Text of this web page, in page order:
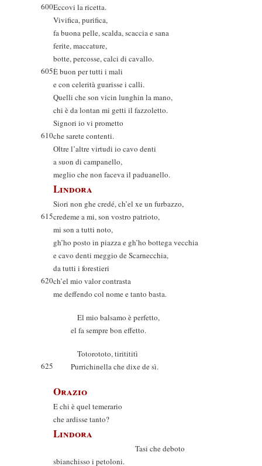
600Eccovi la ricetta.
Vivifica, purifica,
fa buona pelle, scalda, scaccia e sana
ferite, maccature,
botte, percosse, calci di cavallo.
605È buon per tutti i mali
e con celerità guarisse i calli.
Quelli che son vicin lunghin la mano,
chi è da lontan mi getti il fazzoletto.
Signori io vi prometto
610che sarete contenti.
Oltre l’altre virtudi io cavo denti
a suon di campanello,
meglio che non faceva il paduanello.
Lindora
Siori non ghe credé, ch’el xe un furbazzo,
615credeme a mi, son vostro patrioto,
mi son a tutti noto,
gh’ho posto in piazza e gh’ho bottega vecchia
e cavo denti meggio de Scarnecchia,
da tutti i forestieri
620ch’el mio valor contrasta
me deffendo col nome e tanto basta.
El mio balsamo è perfetto,
el fa sempre bon effetto.
Totorototo, tiritititì
625
Purrichinella che dixe de sì.
Orazio
E chi è quel temerario
che ardisse tanto?
Lindora
Tasi che deboto
sbianchisso i petoloni.